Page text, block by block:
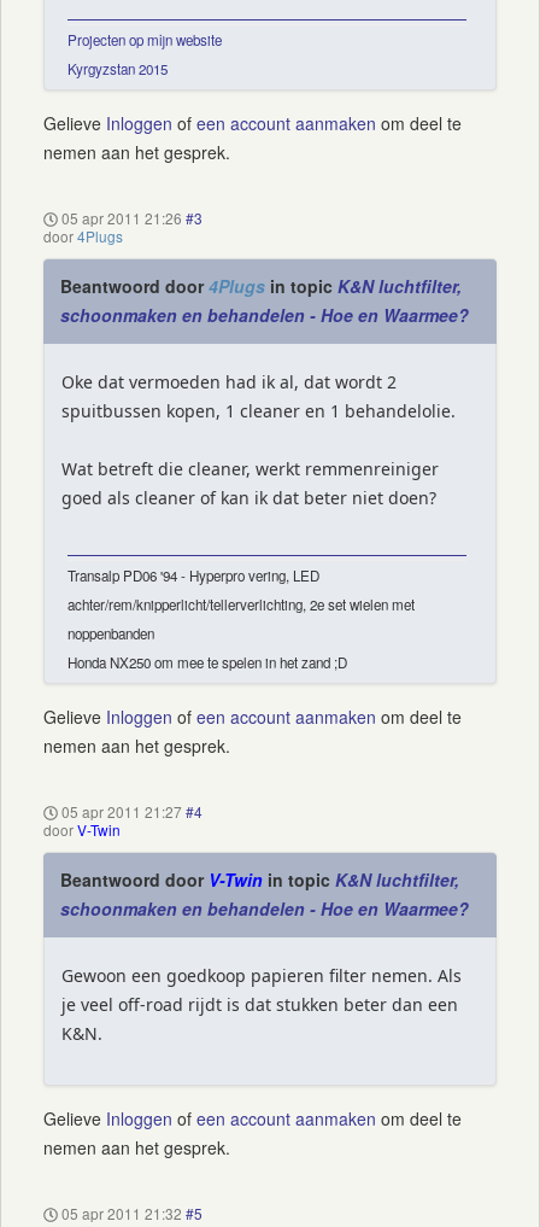
Projecten op mijn website
Kyrgyzstan 2015
Gelieve Inloggen of een account aanmaken om deel te
nemen aan het gesprek.
05 apr 2011 21:26 #3
door4Plugs
Beantwoord door4Plugs in topic K&N luchtfilter,
schoonmaken en behandelen - Hoe en Waarmee?
Oke dat vermoeden had ik al, dat wordt 2
spuitbussen kopen, 1 cleaner en 1 behandelolie.
Wat betreft die cleaner, werkt remmenreiniger
goed als cleaner of kan ik dat beter niet doen?
Transalp PD06 '94 - Hyperpro vering, LED
achter/rem/knipperlicht/tellerverlichting, 2e set wielen met
noppenbanden
Honda NX250 om mee te spelen in het zand ;D
Gelieve Inloggen of een account aanmaken om deel te
nemen aan het gesprek.
05 apr 2011 21:27 #4
doorV-Twin
Beantwoord door V-Twin in topic K&N luchtfilter,
schoonmaken en behandelen - Hoe en Waarmee?
Gewoon een goedkoop papieren filter nemen. Als
je veel off-road rijdt is dat stukken beter dan een
K&N.
Gelieve Inloggen of een account aanmaken om deel te
nemen aan het gesprek.
05 apr 2011 21:32 #5